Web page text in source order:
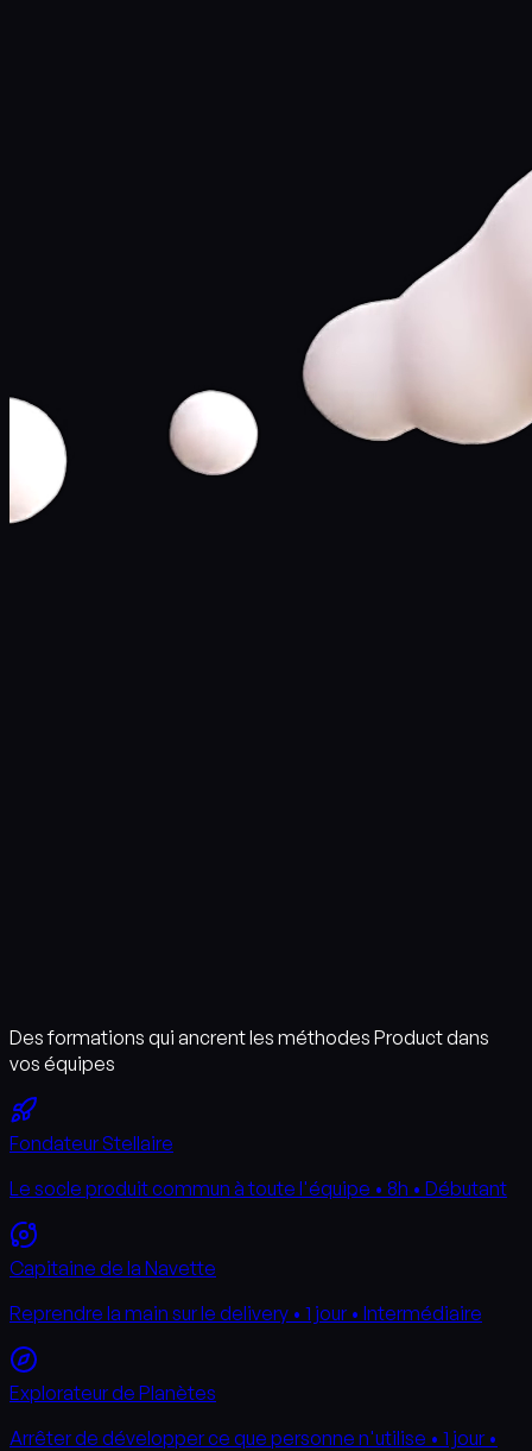
Des formations qui ancrent les méthodes Product dans
vos équipes
Fondateur Stellaire
Le socle produit commun à toute l'équipe • 8h • Débutant
Capitaine de la Navette
Reprendre la main sur le delivery • 1 jour • Intermédiaire
Explorateur de Planètes
Arrêter de développer ce que personne n'utilise • 1 jour •